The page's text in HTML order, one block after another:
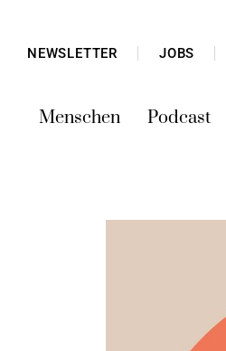
NEWSLETTER JOBS
Menschen Podcast